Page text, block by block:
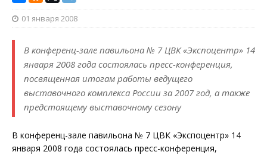
01 января 2008
В конференц-зале павильона № 7 ЦВК «Экспоцентр» 14
января 2008 года состоялась пресс-конференция,
посвященная итогам работы ведущего
выставочного комплекса России за 2007 год, а также
предстоящему выставочному сезону
В конференц-зале павильона № 7 ЦВК «Экспоцентр» 14
января 2008 года состоялась пресс-конференция,